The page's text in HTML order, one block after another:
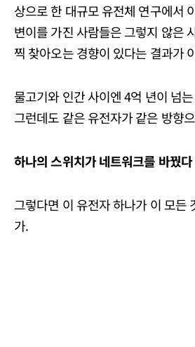
상으로 한 대규모 유전체 연구에서
변이를 가진 사람들은 그렇지 않은
찍 찾아오는 경향이 있다는 결과가
물고기와 인간 사이엔 4억 년이 넘
그런데도 같은 유전자가 같은 방향
하나의 스위치가 네트워크를 바꿨다
그렇다면 이 유전자 하나가 이 모든
가.